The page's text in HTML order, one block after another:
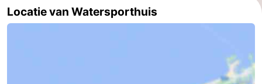
Route
Locatie van Watersporthuis